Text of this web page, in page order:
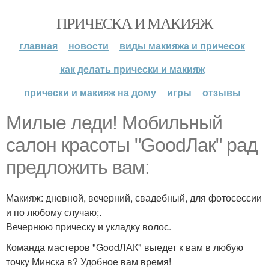
ПРИЧЕСКА И МАКИЯЖ
главная новости
виды макияжа и причесок
как делать прически и макияж
прически и макияж на дому
игры отзывы
Милые леди! Мобильный
салон красоты "GoodЛак" рад
предложить вам:
Макияж: дневной, вечерний, свадебный, для фотосессии
и по любому случаю;.
Вечернюю прическу и укладку волос.
Команда мастеров "GoodЛАК" выедет к вам в любую
точку Минска в? Удобное вам время!